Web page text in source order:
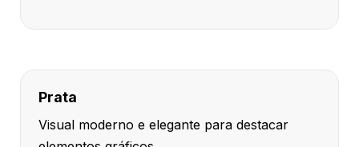
Prata
Visual moderno e elegante para destacar